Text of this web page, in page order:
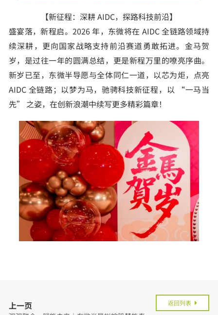
【新征程：深耕 AIDC，探路科技前沿】
盛宴落，新程启。2026 年，东微将在 AIDC 全链路领域持
续深耕，更向国家战略支持前沿赛道勇敢拓进。金马贺
岁，是过往一年的圆满总结，更是新程万里的嘹亮序曲。
新岁已至，东微半导愿与全体同仁一道，以芯为炬，点亮
AIDC 全链路；以梦为马，驰骋科技新征程，以 “一马当
先” 之姿，在创新浪潮中续写更多精彩篇章！
上一页 返回列表